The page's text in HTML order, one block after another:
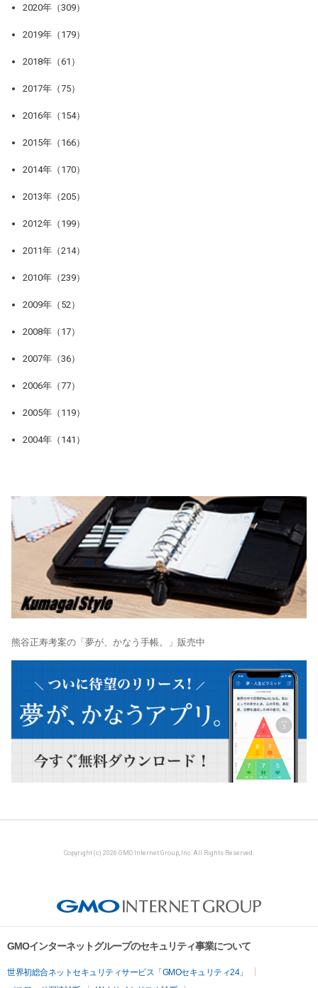
2020年（309）
2019年（179）
2018年（61）
2017年（75）
2016年（154）
2015年（166）
2014年（170）
2013年（205）
2012年（199）
2011年（214）
2010年（239）
2009年（52）
2008年（17）
2007年（36）
2006年（77）
2005年（119）
2004年（141）
熊谷正寿考案の「夢が、かなう手帳。」販売中
Copyright (c) 2026 GMO Internet Group, Inc. All Rights Reserved.
GMOインターネットグループのセキュリティ事業について
世界初総合ネットセキュリティサービス「GMOセキュリティ24」